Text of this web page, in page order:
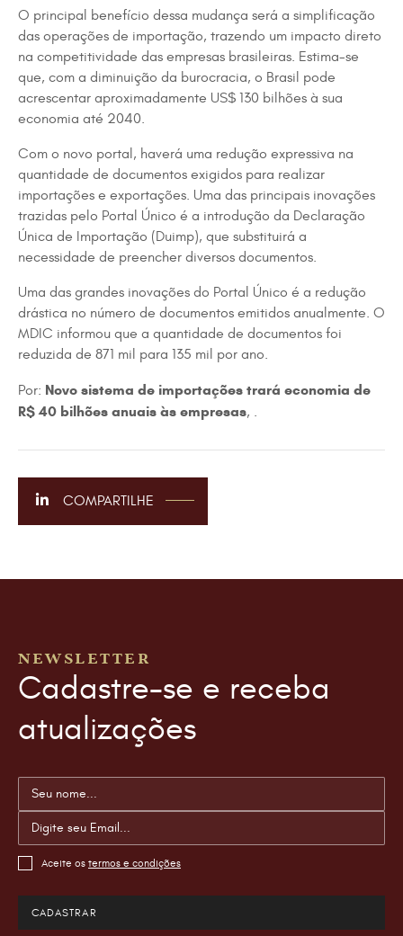
O principal benefício dessa mudança será a simplificação
das operações de importação, trazendo um impacto direto
na competitividade das empresas brasileiras. Estima-se
que, com a diminuição da burocracia, o Brasil pode
acrescentar aproximadamente US$ 130 bilhões à sua
economia até 2040.
Com o novo portal, haverá uma redução expressiva na
quantidade de documentos exigidos para realizar
importações e exportações. Uma das principais inovações
trazidas pelo Portal Único é a introdução da Declaração
Única de Importação (Duimp), que substituirá a
necessidade de preencher diversos documentos.
Uma das grandes inovações do Portal Único é a redução
drástica no número de documentos emitidos anualmente. O
MDIC informou que a quantidade de documentos foi
reduzida de 871 mil para 135 mil por ano.
Por: Novo sistema de importações trará economia de
R$ 40 bilhões anuais às empresas, .
COMPARTILHE
NEWSLETTER
Cadastre-se e receba
atualizações
Aceite os termos e condições